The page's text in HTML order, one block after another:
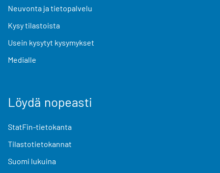
Neuvonta ja tietopalvelu
Kysy tilastoista
Usein kysytyt kysymykset
Medialle
Löydä nopeasti
StatFin-tietokanta
Tilastotietokannat
Suomi lukuina